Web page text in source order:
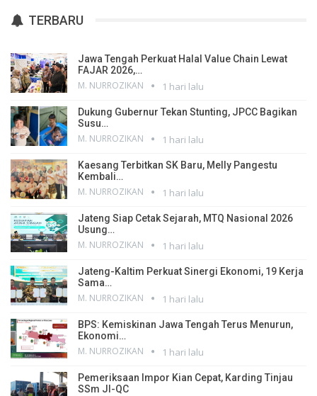
TERBARU
Jawa Tengah Perkuat Halal Value Chain Lewat
FAJAR 2026,…
M. NURROZIKAN 1 hari lalu
Dukung Gubernur Tekan Stunting, JPCC Bagikan
Susu…
M. NURROZIKAN 1 hari lalu
Kaesang Terbitkan SK Baru, Melly Pangestu
Kembali…
M. NURROZIKAN 1 hari lalu
Jateng Siap Cetak Sejarah, MTQ Nasional 2026
Usung…
M. NURROZIKAN 1 hari lalu
Jateng-Kaltim Perkuat Sinergi Ekonomi, 19 Kerja
Sama…
M. NURROZIKAN 1 hari lalu
BPS: Kemiskinan Jawa Tengah Terus Menurun,
Ekonomi…
M. NURROZIKAN 1 hari lalu
Pemeriksaan Impor Kian Cepat, Karding Tinjau
SSm JI-QC